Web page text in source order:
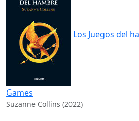
Los Juegos del
Games
Suzanne Collins (2022)